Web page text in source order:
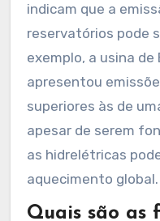
indicam que a
reservatórios pode
exemplo, a usina de
apresentou
superiores às de
apesar de serem
as hidrelétricas
aquecimento global.
Quais são as